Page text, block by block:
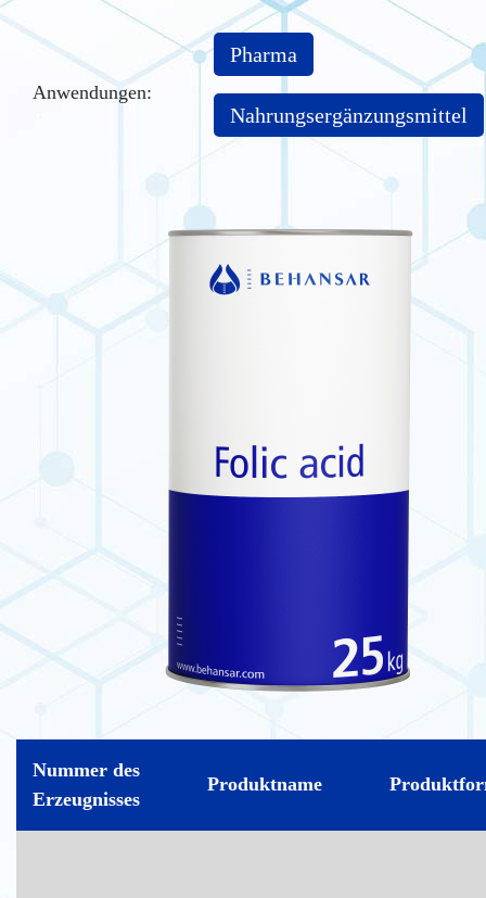
Anwendungen:
Pharma
Nahrungsergänzungsmittel
Nummer des
Erzeugnisses
Produktname